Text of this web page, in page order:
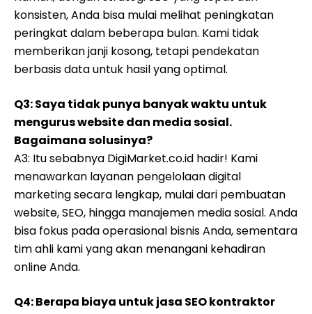
konsisten, Anda bisa mulai melihat peningkatan
peringkat dalam beberapa bulan. Kami tidak
memberikan janji kosong, tetapi pendekatan
berbasis data untuk hasil yang optimal.
Q3: Saya tidak punya banyak waktu untuk
mengurus website dan media sosial.
Bagaimana solusinya?
A3: Itu sebabnya DigiMarket.co.id hadir! Kami
menawarkan layanan pengelolaan digital
marketing secara lengkap, mulai dari pembuatan
website, SEO, hingga manajemen media sosial. Anda
bisa fokus pada operasional bisnis Anda, sementara
tim ahli kami yang akan menangani kehadiran
online Anda.
Q4: Berapa biaya untuk jasa SEO kontraktor